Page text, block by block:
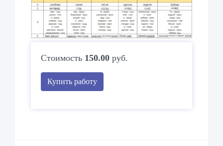
Стоимость 150.00 руб.
Купить работу